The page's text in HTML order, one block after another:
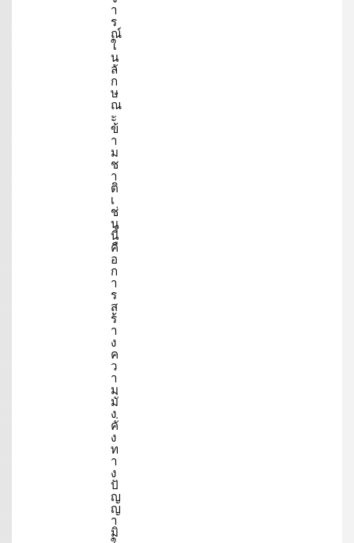
า
ร
ณ์
ใ
น
ลั
ก
ษ
ณ
ะ
ข้
า
ม
ช
า
ติ
เ
ช่
น
นี้
คื
อ
ก
า
ร
ส
ร้
า
ง
ค
ว
า
ม
มั่
ง
คั่
ง
ท
า
ง
ปั
ญ
ญ
า
มิ